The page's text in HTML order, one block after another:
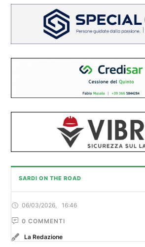
SARDI ON THE ROAD
06/03/2026 16:46
0 COMMENTI
La Redazione